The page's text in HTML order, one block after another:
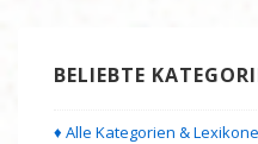
BELIEBTE
♦ Alle Kategorien &